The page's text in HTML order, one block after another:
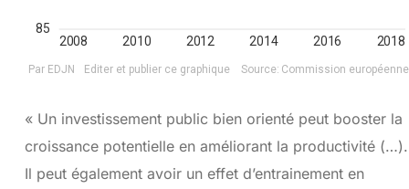
« Un investissement public bien orienté peut booster la
croissance potentielle en améliorant la productivité (…).
Il peut également avoir un effet d’entrainement en